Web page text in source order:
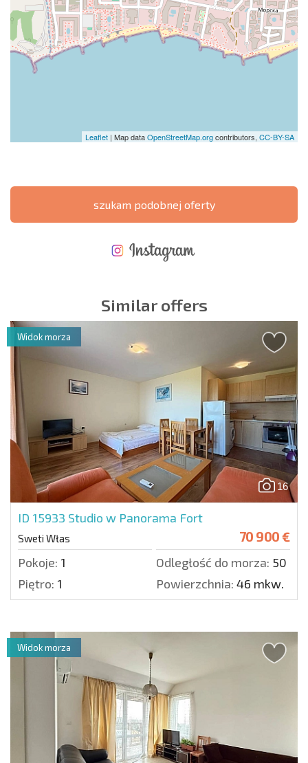
Leaflet | Map dataOpenStreetMap.orgcontributors, CC-BY-SA
szukam podobnej oferty
Similar offers
16
ID 15933 Studio w Panorama Fort
Sweti Włas 70 900 €
Pokoje: 1 Odległość do morza: 50 m.
Piętro: 1 Powierzchnia: 46 mkw.
Widok morza
Widok morza